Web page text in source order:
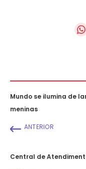
Mundo se ilumina de
meninas
ANTERIOR
Central de